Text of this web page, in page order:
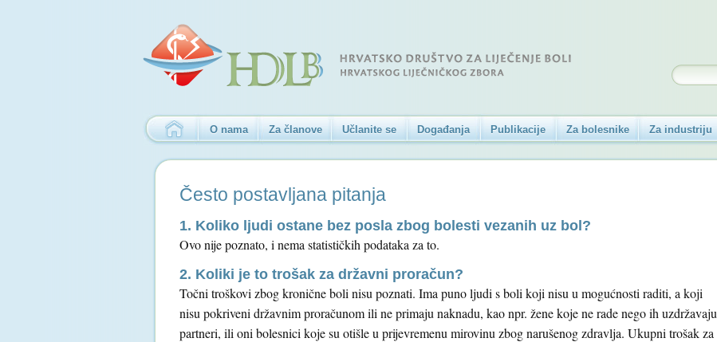
O nama Za članove Učlanite se Događanja Publikacije Za bolesnike Za industriju
Često postavljana pitanja
1. Koliko ljudi ostane bez posla zbog bolesti vezanih uz bol?
Ovo nije poznato, i nema statističkih podataka za to.
2. Koliki je to trošak za državni proračun?
Točni troškovi zbog kronične boli nisu poznati. Ima puno ljudi s boli koji nisu u mogućnosti raditi, a koji
nisu pokriveni državnim proračunom ili ne primaju naknadu, kao npr. žene koje ne rade nego ih uzdržavaju
partneri, ili oni bolesnici koje su otišle u prijevremenu mirovinu zbog narušenog zdravlja. Ukupni trošak za